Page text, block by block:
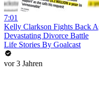
7:01
Kelly Clarkson Fights Back
Devastating Divorce Battle
Life Stories By Goalcast
vor 3 Jahren